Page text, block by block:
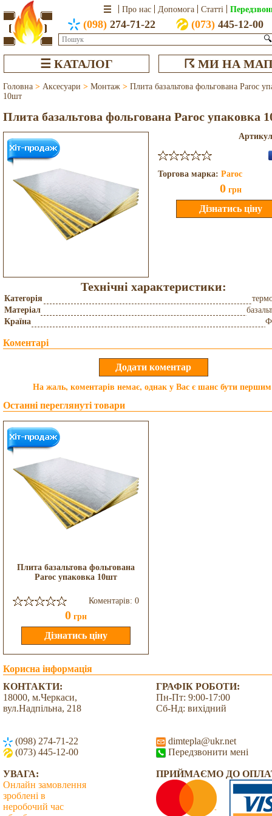
Про нас Допомога Статті
(098) 274-71-22 (073)445-12-00
🔍
☰ КАТАЛОГ ☈ МИ НА
Головна > Аксесуари > Монтаж > Плита базальтова фольгована Paroc
10шт
Плита базальтова фольгована Paroc упаковка
Торгова марка: Paroc
0 грн
Технічні характеристики:
Категорія
Матеріал
Країна
Коментарі
На жаль, коментарів немає, однак у Вас є шанс бути
Останні переглянуті товари
Плита базальтова фольгована
Paroc упаковка 10шт
Коментарів: 0
0 грн
Корисна інформація
КОНТАКТИ:
18000, м.Черкаси,
вул.Надпільна, 218
(098) 274-71-22
(073) 445-12-00
ГРАФІК РОБОТИ:
Пн-Пт: 9:00-17:00
Сб-Нд: вихідний
dimtepla@ukr.net
Передзвонити мені
УВАГА:
Онлайн замовлення
зроблені в
неробочий час
ПРИЙМАЄМО ДО